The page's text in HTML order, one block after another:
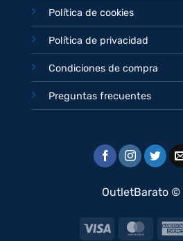
Política de cookies
Política de privacidad
Condiciones de compra
Preguntas frecuentes
OutletBarato ©
Visa